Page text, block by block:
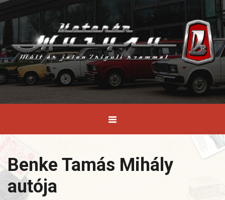
Benke Tamás Mihály
autója